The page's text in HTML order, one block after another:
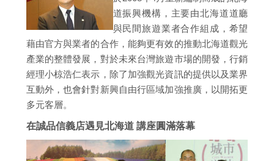
道振興機構，主要由北海道道廳
與民間旅遊業者合作組成，希望
藉由官方與業者的合作，能夠更有效的推動北海道觀光
產業的整體發展，對於未來台灣旅遊市場的開發，行銷
經理小椋浩仁表示，除了加強觀光資訊的提供以及業界
互動外，也會針對新興自由行區域加強推廣，以開拓更
多元客層。
在誠品信義店遇見北海道 講座圓滿落幕